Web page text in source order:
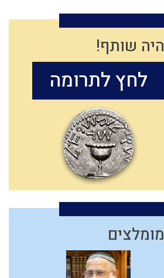
היה שותף!
לחץ לתרומה
מומלצים